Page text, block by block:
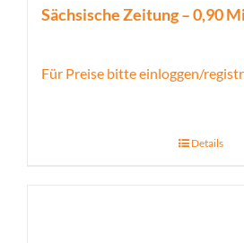
Sächsische Zeitung – 0,90
Für Preise bitte einloggen/
Details